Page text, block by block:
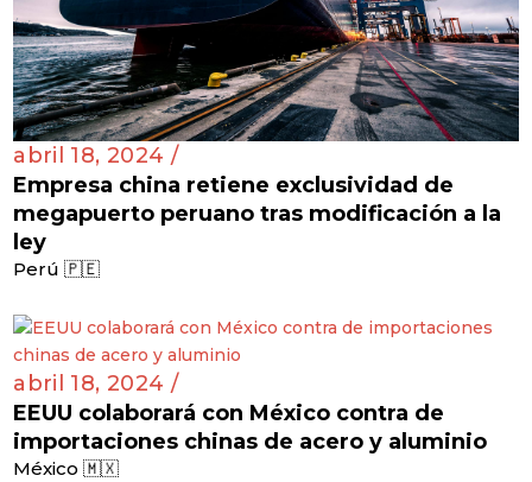
abril 18, 2024 /
Empresa china retiene exclusividad de
megapuerto peruano tras modificación a la
ley
Perú 🇵🇪
abril 18, 2024 /
EEUU colaborará con México contra de
importaciones chinas de acero y aluminio
México 🇲🇽